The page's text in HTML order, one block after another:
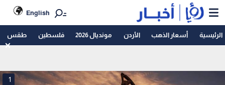
English
الرئيسية أسعار الذهب الأردن مونديال 2026 فلسطين طقس
1